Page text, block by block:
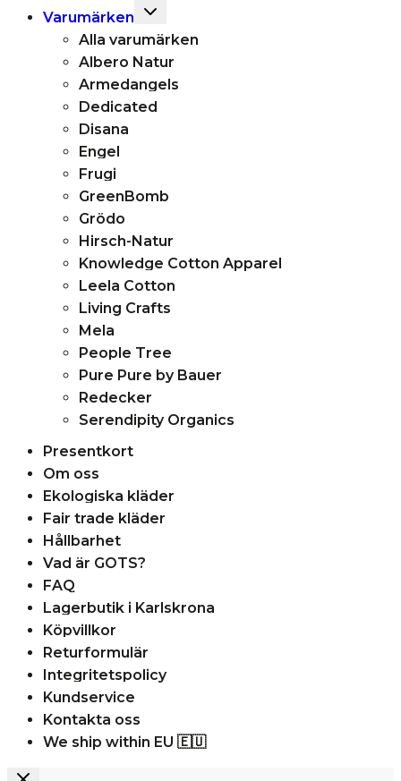
Varumärken
Toggle
menu
Alla varumärken
Albero Natur
Armedangels
Dedicated
Disana
Engel
Frugi
GreenBomb
Grödo
Hirsch-Natur
Knowledge Cotton Apparel
Leela Cotton
Living Crafts
Mela
People Tree
Pure Pure by Bauer
Redecker
Serendipity Organics
Presentkort
Om oss
Ekologiska kläder
Fair trade kläder
Hållbarhet
Vad är GOTS?
FAQ
Lagerbutik i Karlskrona
Köpvillkor
Returformulär
Integritetspolicy
Kundservice
Kontakta oss
We ship within EU 🇪🇺